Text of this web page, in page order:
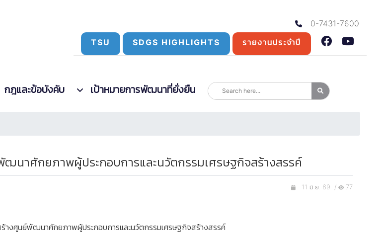
0-7431-7600
TSU
SDGS HIGHLIGHTS รายงานประจำปี
กฎและข้อบังคับ เป้าหมายการพัฒนาที่ยั่งยืน
ฒนาศักยภาพผู้ประกอบการและนวัตกรรมเศรษฐกิจสร้างสรรค์
11 มิ.ย. 69 / 77
างศูนย์พัฒนาศักยภาพผู้ประกอบการและนวัตกรรมเศรษฐกิจสร้างสรรค์